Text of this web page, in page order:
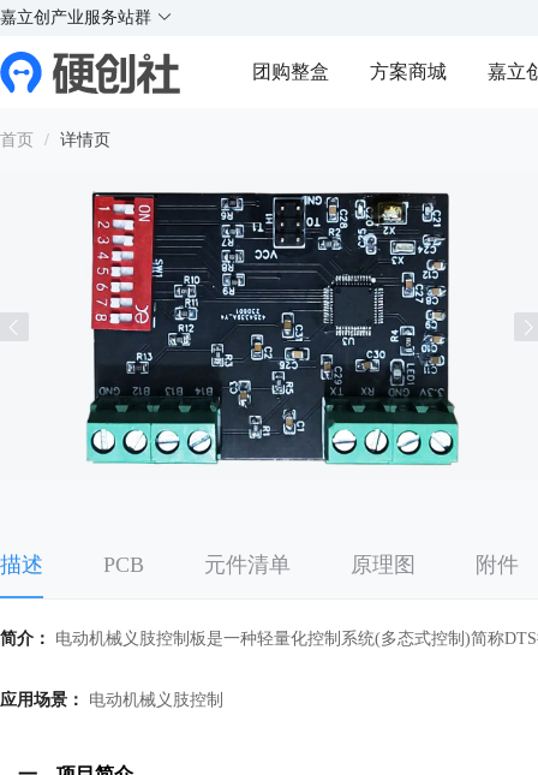
X
Y
X
Y
实
¥
实
实
实
嘉立创产业服务站群
团购整盒 方案商城 嘉立
首页 / 详情页
描述 PCB 元件清单 原理图 附件
简介： 电动机械义肢控制板是一种轻量化控制系统(多态式控制)简称
应用场景： 电动机械义肢控制